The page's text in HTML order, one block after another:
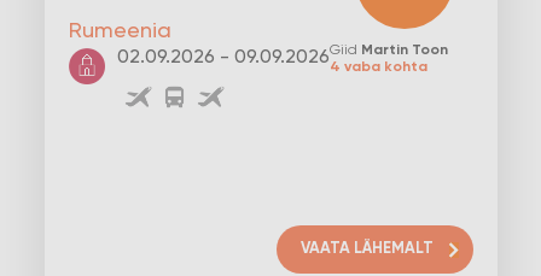
Rumeenia
02.09.2026 - 09.09.2026Giid Martin Toon
4 vaba kohta
VAATA LÄHEMALT